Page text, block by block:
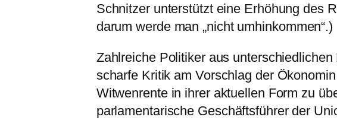
Schnitzer unterstützt eine Erhöhung des
darum werde man „nicht umhinkommen“.)
Zahlreiche Politiker aus
scharfe Kritik am Vorschlag der
Witwenrente in ihrer aktuellen Form zu
parlamentarische Geschäftsführer der